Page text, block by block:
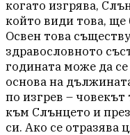
когато изгрява,
който види това, ще
Освен това
здравословното
годината може да
основа на
по изгрев – човекът
към Слънцето и
си. Ако се отразява